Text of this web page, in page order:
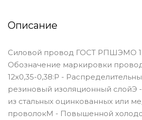
Описание
Силовой провод ГОСТ РПШЭМО
Обозначение маркировки
12х0,35-0,38:Р -
резиновый изоляционный слойЭ
из стальных оцинкованных или
проволокМ - Повышенной